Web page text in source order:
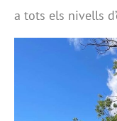
a tots els nivells